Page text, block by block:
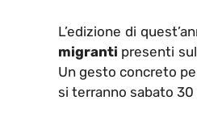
L’edizione di
migranti presenti
Un gesto concreto
si terranno sabato 30